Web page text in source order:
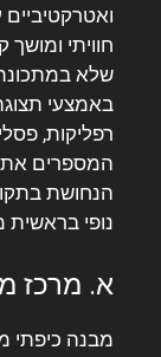
ואטרקטיביים
חוויתי ומושך
שלא במתכונת
באמצעי
רפליקות,
המספרים את
הנחושת
נופי
א. מרכז
מבנה כיפתי